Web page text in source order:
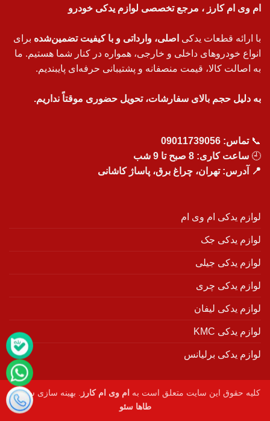
ام وی ام کارز ، مرجع تخصصی لوازم یدکی خودرو
با ارائه قطعات یدکی اصلی، وارداتی و با کیفیت تضمین‌شده برای
انواع خودروهای داخلی و خارجی، همواره در کنار شما هستیم. ما
به اصالت کالا، قیمت منصفانه و پشتیبانی حرفه‌ای پایبندیم.
به دلیل حجم بالای سفارشات، تحویل حضوری موقتاً نداریم.
📞تماس: 09011739056
🕘 ساعت کاری: 8 صبح تا 9 شب
📍 آدرس: تهران، چراغ برق، پاساژ کاشانی
لوازم یدکی ام وی ام
لوازم یدکی جک
لوازم یدکی جیلی
لوازم یدکی چری
لوازم یدکی لیفان
لوازم یدکی KMC
لوازم یدکی برلیانس
کلیه حقوق این سایت متعلق است به ام وی ام کارز
. بهینه سازی سایت :
طاها سئو